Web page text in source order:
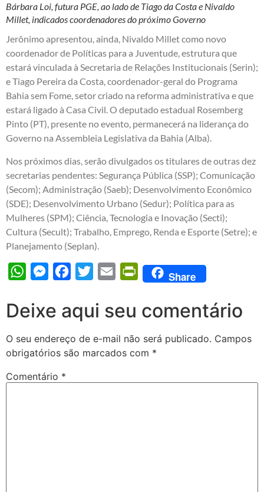
Bárbara Loi, futura PGE, ao lado de Tiago da Costa e Nivaldo
Millet, indicados coordenadores do próximo Governo
Jerônimo apresentou, ainda, Nivaldo Millet como novo
coordenador de Políticas para a Juventude, estrutura que
estará vinculada à Secretaria de Relações Institucionais (Serin);
e Tiago Pereira da Costa, coordenador-geral do Programa
Bahia sem Fome, setor criado na reforma administrativa e que
estará ligado à Casa Civil. O deputado estadual Rosemberg
Pinto (PT), presente no evento, permanecerá na liderança do
Governo na Assembleia Legislativa da Bahia (Alba).
Nos próximos dias, serão divulgados os titulares de outras dez
secretarias pendentes: Segurança Pública (SSP); Comunicação
(Secom); Administração (Saeb); Desenvolvimento Econômico
(SDE); Desenvolvimento Urbano (Sedur); Política para as
Mulheres (SPM); Ciência, Tecnologia e Inovação (Secti);
Cultura (Secult); Trabalho, Emprego, Renda e Esporte (Setre); e
Planejamento (Seplan).
WhatsAppMessengerFacebook
Twitter Email PrintFriendly
Share
Deixe aqui seu comentário
O seu endereço de e-mail não será publicado. Campos
obrigatórios são marcados com *
Comentário *